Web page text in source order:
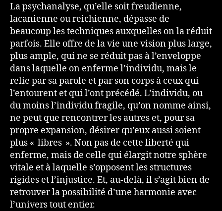
La psychanalyse, qu’elle soit freudienne,
lacanienne ou reichienne, dépasse de
beaucoup les techniques auxquelles on la réduit
parfois. Elle offre de la vie une vision plus large,
plus ample, qui ne se réduit pas à l’enveloppe
dans laquelle on enferme l’individu, mais le
relie par sa parole et par son corps à ceux qui
l’entourent et qui l’ont précédé. L’individu, ou
du moins l’individu fragile, qu’on nomme ainsi,
ne peut que rencontrer les autres et, pour sa
propre expansion, désirer qu’eux aussi soient
plus « libres ». Non pas de cette liberté qui
enferme, mais de celle qui élargit notre sphère
vitale et à laquelle s’opposent les structures
rigides et l’injustice. Et, au-delà, il s’agit bien de
retrouver la possibilité d’une harmonie avec
l’univers tout entier.